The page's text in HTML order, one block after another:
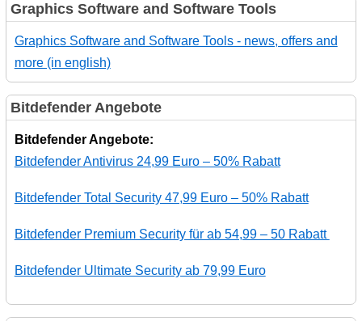
Graphics Software and Software Tools
Graphics Software and Software Tools - news, offers and
more (in english)
Bitdefender Angebote
Bitdefender Angebote:
Bitdefender Antivirus 24,99 Euro – 50% Rabatt
Bitdefender Total Security 47,99 Euro – 50% Rabatt
Bitdefender Premium Security für ab 54,99 – 50 Rabatt
Bitdefender Ultimate Security ab 79,99 Euro